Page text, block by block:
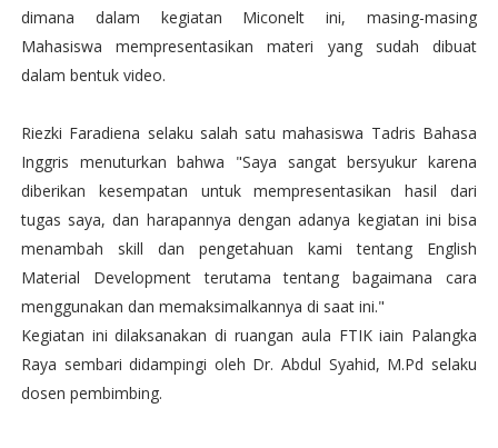
dimana dalam kegiatan Miconelt ini, masing-masing
Mahasiswa mempresentasikan materi yang sudah dibuat
dalam bentuk video.
Riezki Faradiena selaku salah satu mahasiswa Tadris Bahasa
Inggris menuturkan bahwa "Saya sangat bersyukur karena
diberikan kesempatan untuk mempresentasikan hasil dari
tugas saya, dan harapannya dengan adanya kegiatan ini bisa
menambah skill dan pengetahuan kami tentang English
Material Development terutama tentang bagaimana cara
menggunakan dan memaksimalkannya di saat ini."
Kegiatan ini dilaksanakan di ruangan aula FTIK iain Palangka
Raya sembari didampingi oleh Dr. Abdul Syahid, M.Pd selaku
dosen pembimbing.